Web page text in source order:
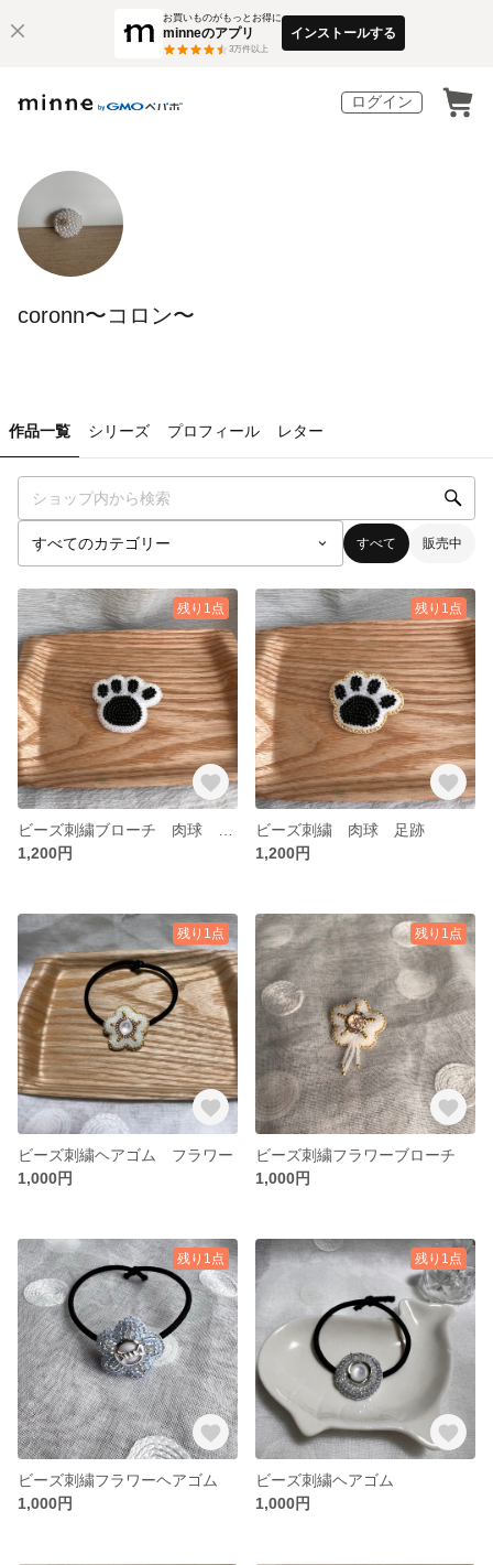
お買いものがもっとお得に
minneのアプリ
3万件以上
インストールする
ログイン
coronn〜コロン〜
作品一覧 シリーズ プロフィール レター
すべて 販売中
残り1点
1,200円
残り1点
ビーズ刺繍 肉球 足跡
1,200円
残り1点
ビーズ刺繍ヘアゴム フラワー
1,000円
残り1点
ビーズ刺繍フラワーブローチ
1,000円
残り1点
ビーズ刺繍フラワーヘアゴム
1,000円
残り1点
ビーズ刺繍ヘアゴム
1,000円